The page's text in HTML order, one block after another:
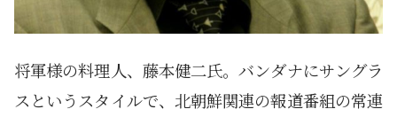
将軍様の料理人、藤本健二氏。バンダナにサングラ
スというスタイルで、北朝鮮関連の報道番組の常連